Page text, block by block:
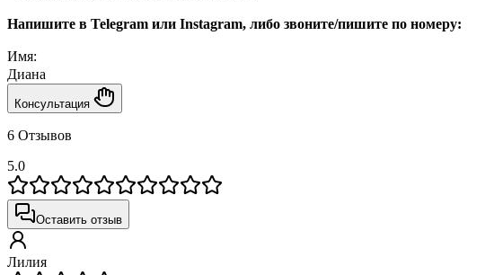
Напишите в Telegram или Instagram, либо звоните/пишите по номеру:
Имя:
Диана
Консультация
6 Отзывов
5.0
Оставить отзыв
Лилия